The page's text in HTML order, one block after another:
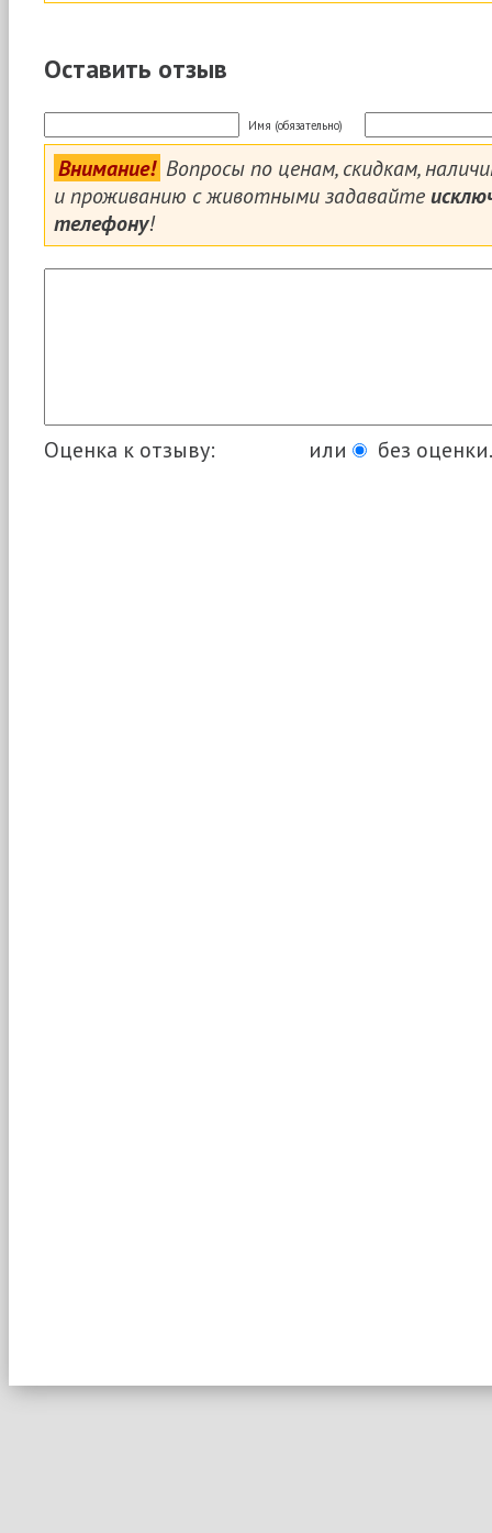
Оставить отзыв
Имя (обязательно)
Внимание! Вопросы по ценам, скидкам,
и проживанию с животными задавайте
телефону!
Оценка к отзыву: или без оценки.